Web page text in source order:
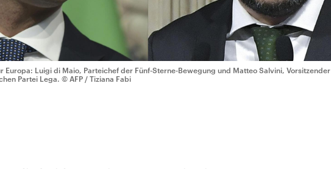
Europa: Luigi di Maio, Parteichef der Fünf-Sterne-Bewegung und Matteo Salvini, Vorsitzender
Partei Lega. © AFP / Tiziana Fabi